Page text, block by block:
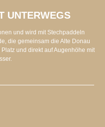
UNTERWEGS
und wird mit Stechpaddeln
die gemeinsam die Alte Donau
und direkt auf Augenhöhe mit